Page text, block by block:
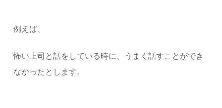
例えば、
怖い上司と話をしている時に、うまく話すことができ
なかったとします。